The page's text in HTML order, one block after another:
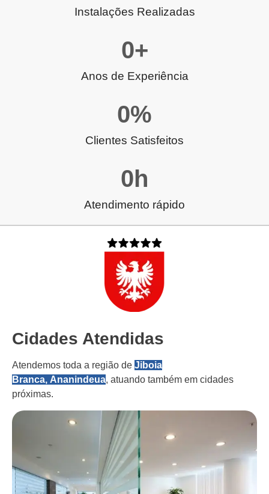
Instalações Realizadas
Anos de Experiência
0+
Clientes Satisfeitos
0%
Atendimento rápido
0 h
Cidades Atendidas
Atendemos toda a região de Jiboia
Branca, Ananindeua, atuando também em cidades
próximas.